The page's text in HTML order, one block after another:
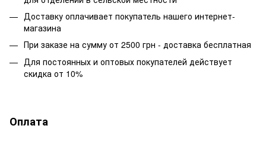
Доставку оплачивает покупатель нашего интернет-
магазина
При заказе на сумму от 2500 грн - доставка бесплатная
Для постоянных и оптовых покупателей действует
скидка от 10%
Оплата